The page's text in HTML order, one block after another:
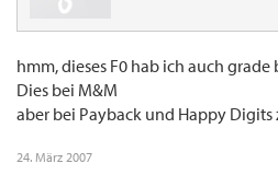
hmm, dieses F0 hab ich auch
Dies bei M&M
aber bei Payback und Happy
24. März 2007